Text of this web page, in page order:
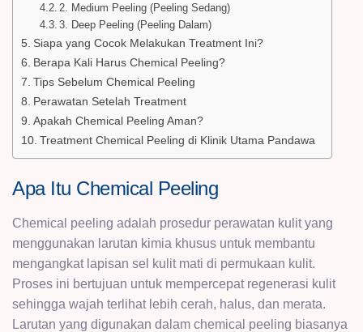
2. Medium Peeling (Peeling Sedang)
3. Deep Peeling (Peeling Dalam)
Siapa yang Cocok Melakukan Treatment Ini?
Berapa Kali Harus Chemical Peeling?
Tips Sebelum Chemical Peeling
Perawatan Setelah Treatment
Apakah Chemical Peeling Aman?
Treatment Chemical Peeling di Klinik Utama Pandawa
Apa Itu Chemical Peeling
Chemical peeling adalah prosedur perawatan kulit yang
menggunakan larutan kimia khusus untuk membantu
mengangkat lapisan sel kulit mati di permukaan kulit.
Proses ini bertujuan untuk mempercepat regenerasi kulit
sehingga wajah terlihat lebih cerah, halus, dan merata.
Larutan yang digunakan dalam chemical peeling biasanya